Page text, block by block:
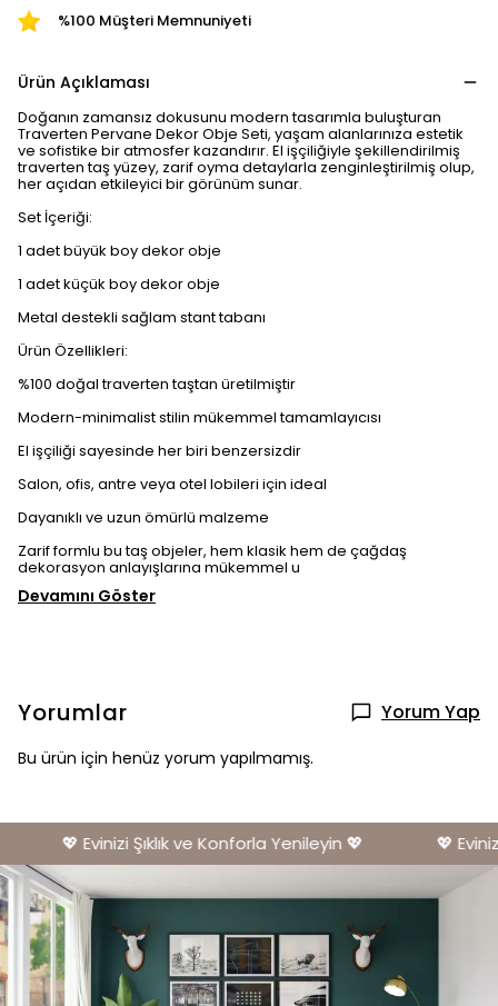
%100 Müşteri Memnuniyeti
Ürün Açıklaması
Doğanın zamansız dokusunu modern tasarımla buluşturan
Traverten Pervane Dekor Obje Seti, yaşam alanlarınıza estetik
ve sofistike bir atmosfer kazandırır. El işçiliğiyle şekillendirilmiş
traverten taş yüzey, zarif oyma detaylarla zenginleştirilmiş olup,
her açıdan etkileyici bir görünüm sunar.
Set İçeriği:
1 adet büyük boy dekor obje
1 adet küçük boy dekor obje
Metal destekli sağlam stant tabanı
Ürün Özellikleri:
%100 doğal traverten taştan üretilmiştir
Modern-minimalist stilin mükemmel tamamlayıcısı
El işçiliği sayesinde her biri benzersizdir
Salon, ofis, antre veya otel lobileri için ideal
Dayanıklı ve uzun ömürlü malzeme
Zarif formlu bu taş objeler, hem klasik hem de çağdaş
dekorasyon anlayışlarına mükemmel u
Devamını Göster
Yorumlar Yorum Yap
Bu ürün için henüz yorum yapılmamış.
💖 Evinizi Şıklık ve Konforla Yenileyin 💖 💖